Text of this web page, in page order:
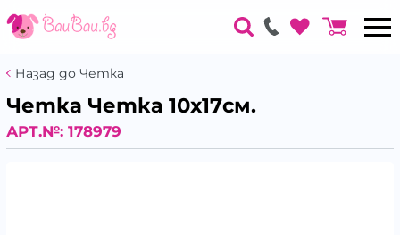
Назад до Четка
Четка Четка 10х17см.
АРТ.№: 178979